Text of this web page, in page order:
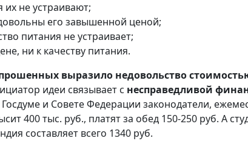
их не устраивают;
его завышенной ценой;
питания не устраивает;
ни к качеству питания.
выразило недовольство
идеи связывает с несправедливой
и Совете Федерации законодатели,
400 тыс. руб., платят за обед 150-250 руб. А
составляет всего 1340 руб.